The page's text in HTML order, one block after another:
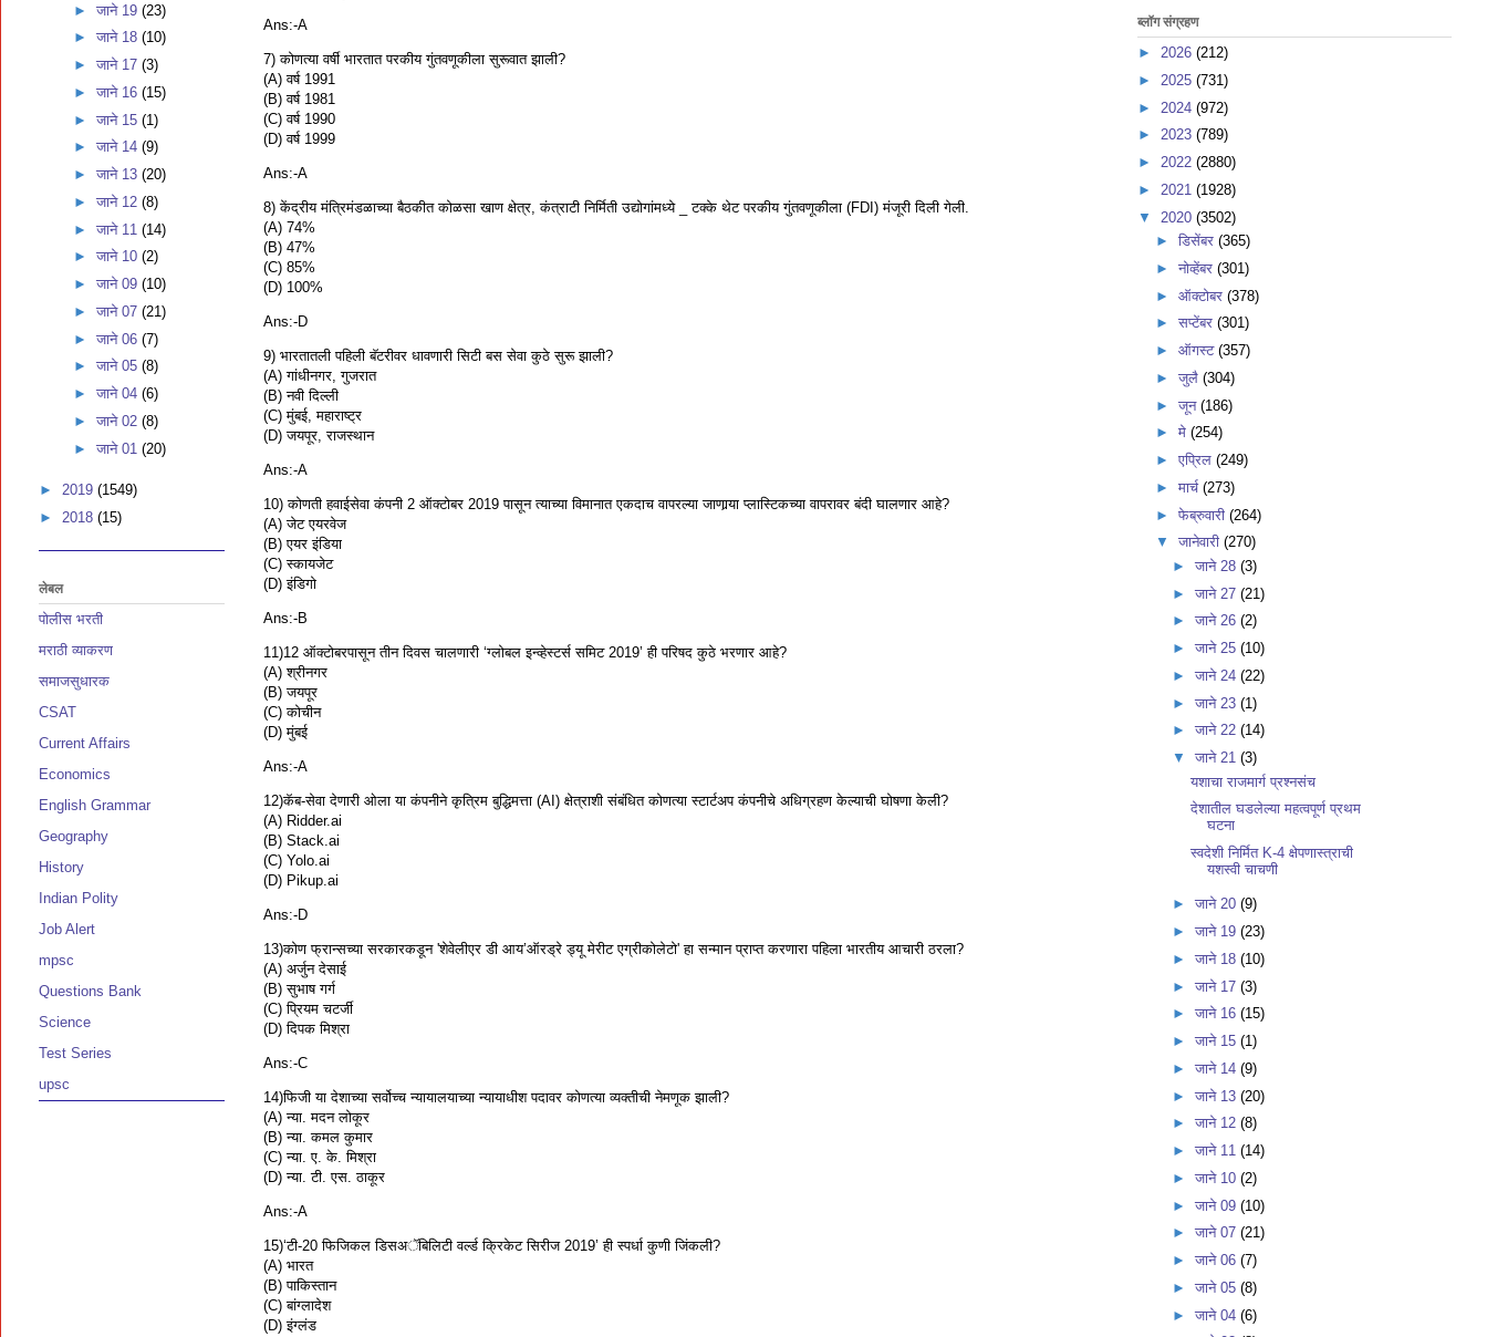
Ans:-A
7) कोणत्या वर्षी भारतात परकीय गुंतवणूकीला सुरूवात झाली?
(A) वर्ष 1991
(B) वर्ष 1981
(C) वर्ष 1990
(D) वर्ष 1999
Ans:-A
8) केंद्रीय मंत्रिमंडळाच्या बैठकीत कोळसा खाण क्षेत्र, कंत्राटी निर्मिती उद्योगांमध्ये _ टक्के थेट परकीय गुंतवणूकीला (FDI) मंजूरी दिली गेली.
(A) 74%
(B) 47%
(C) 85%
(D) 100%
Ans:-D
9) भारतातली पहिली बॅटरीवर धावणारी सिटी बस सेवा कुठे सुरू झाली?
(A) गांधीनगर, गुजरात
(B) नवी दिल्ली
(C) मुंबई, महाराष्ट्र
(D) जयपूर, राजस्थान
Ans:-A
10) कोणती हवाईसेवा कंपनी 2 ऑक्टोबर 2019 पासून त्याच्या विमानात एकदाच वापरल्या जाणार्‍या प्लास्टिकच्या वापरावर बंदी घालणार आहे?
(A) जेट एयरवेज
(B) एयर इंडिया
(C) स्कायजेट
(D) इंडिगो
Ans:-B
11)12 ऑक्टोबरपासून तीन दिवस चालणारी ‘ग्लोबल इन्व्हेस्टर्स समिट 2019’ ही परिषद कुठे भरणार आहे?
(A) श्रीनगर
(B) जयपूर
(C) कोचीन
(D) मुंबई
Ans:-A
12)कॅब-सेवा देणारी ओला या कंपनीने कृत्रिम बुद्धिमत्ता (AI) क्षेत्राशी संबंधित कोणत्या स्टार्टअप कंपनीचे अधिग्रहण केल्याची घोषणा केली?
(A) Ridder.ai
(B) Stack.ai
(C) Yolo.ai
(D) Pikup.ai
Ans:-D
13)कोण फ्रान्सच्या सरकारकडून 'शेवेलीएर डी आय’ऑरड्रे ड्यू मेरीट एग्रीकोलेटो' हा सन्मान प्राप्त करणारा पहिला भारतीय आचारी ठरला?
(A) अर्जुन देसाई
(B) सुभाष गर्ग
(C) प्रियम चटर्जी
(D) दिपक मिश्रा
Ans:-C
14)फिजी या देशाच्या सर्वोच्च न्यायालयाच्या न्यायाधीश पदावर कोणत्या व्यक्तीची नेमणूक झाली?
(A) न्या. मदन लोकूर
(B) न्या. कमल कुमार
(C) न्या. ए. के. मिश्रा
(D) न्या. टी. एस. ठाकूर
Ans:-A
15)‘टी-20 फिजिकल डिसअॅबिलिटी वर्ल्ड क्रिकेट सिरीज 2019’ ही स्पर्धा कुणी जिंकली?
(A) भारत
(B) पाकिस्तान
(C) बांग्लादेश
(D) इंग्लंड
►जाने 19(23)
►जाने 18(10)
►जाने 17(3)
►जाने 16(15)
►जाने 15(1)
►जाने 14(9)
►जाने 13(20)
►जाने 12(8)
►जाने 11(14)
►जाने 10(2)
►जाने 09(10)
►जाने 07(21)
►जाने 06(7)
►जाने 05(8)
►जाने 04(6)
►जाने 02(8)
►जाने 01(20)
► 2019 (1549)
► 2018 (15)
लेबल
पोलीस भरती
मराठी व्याकरण
समाजसुधारक
CSAT
Current Affairs
Economics
English Grammar
Geography
History
Indian Polity
Job Alert
mpsc
Questions Bank
Science
Test Series
upsc
ब्लॉग संग्रहण
► 2026 (212)
► 2025 (731)
► 2024 (972)
► 2023 (789)
► 2022 (2880)
► 2021 (1928)
▼ 2020 (3502)
► डिसेंबर (365)
► नोव्हेंबर (301)
► ऑक्टोबर (378)
► सप्टेंबर (301)
► ऑगस्ट (357)
► जुलै (304)
► जून (186)
► मे (254)
► एप्रिल (249)
► मार्च (273)
► फेब्रुवारी (264)
▼ जानेवारी (270)
►जाने 28(3)
►जाने 27(21)
►जाने 26(2)
►जाने 25(10)
►जाने 24(22)
►जाने 23(1)
►जाने 22(14)
▼जाने 21(3)
यशाचा राजमार्ग प्रश्नसंच
देशातील घडलेल्या महत्वपूर्ण प्रथम
घटना
स्वदेशी निर्मित K-4 क्षेपणास्त्राची
यशस्वी चाचणी
►जाने 20(9)
►जाने 19(23)
►जाने 18(10)
►जाने 17(3)
►जाने 16(15)
►जाने 15(1)
►जाने 14(9)
►जाने 13(20)
►जाने 12(8)
►जाने 11(14)
►जाने 10(2)
►जाने 09(10)
►जाने 07(21)
►जाने 06(7)
►जाने 05(8)
►जाने 04(6)